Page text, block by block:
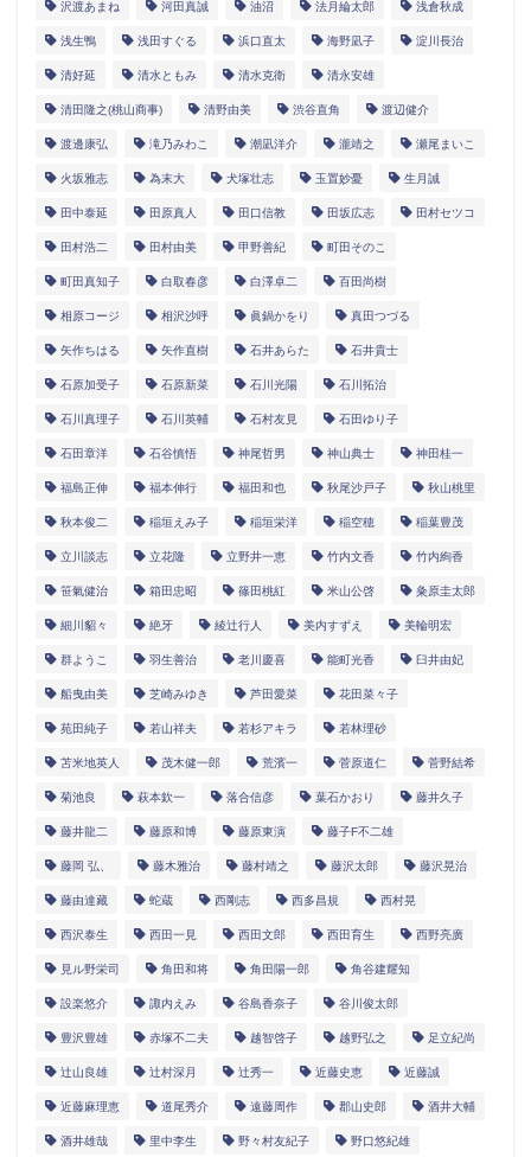
沢渡あまね 河田真誠 油沼 法月綸太郎 浅倉秋成
浅生鴨 浅田すぐる 浜口直太 海野凪子 淀川長治
清好延 清水ともみ 清水克衛 清永安雄
清田隆之(桃山商事) 清野由美 渋谷直角 渡辺健介
渡邊康弘 滝乃みわこ 潮凪洋介 瀧靖之 瀬尾まいこ
火坂雅志 為末大 犬塚壮志 玉置妙憂 生月誠
田中泰延 田原真人 田口信教 田坂広志 田村セツコ
田村浩二 田村由美 甲野善紀 町田そのこ
町田真知子 白取春彦 白澤卓二 百田尚樹
相原コージ 相沢沙呼 眞鍋かをり 真田つづる
矢作ちはる 矢作直樹 石井あらた 石井貴士
石原加受子 石原新菜 石川光陽 石川拓治
石川真理子 石川英輔 石村友見 石田ゆり子
石田章洋 石谷慎悟 神尾哲男 神山典士 神田桂一
福島正伸 福本伸行 福田和也 秋尾沙戸子 秋山桃里
秋本俊二 稲垣えみ子 稲垣栄洋 稲空穂 稲葉豊茂
立川談志 立花隆 立野井一恵 竹内文香 竹内絢香
笹氣健治 箱田忠昭 篠田桃紅 米山公啓 粂原圭太郎
細川貂々 絶牙 綾辻行人 美内すずえ 美輪明宏
群ようこ 羽生善治 老川慶喜 能町光香 臼井由妃
船曳由美 芝崎みゆき 芦田愛菜 花田菜々子
苑田純子 若山祥夫 若杉アキラ 若林理砂
苫米地英人 茂木健一郎 荒濱一 菅原道仁 菅野結希
菊池良 萩本欽一 落合信彦 葉石かおり 藤井久子
藤井龍二 藤原和博 藤原東演 藤子F不二雄
藤岡 弘、 藤木雅治 藤村靖之 藤沢太郎 藤沢晃治
藤由達藏 蛇蔵 西剛志 西多昌規 西村晃
西沢泰生 西田一見 西田文郎 西田育生 西野亮廣
見ル野栄司 角田和将 角田陽一郎 角谷建耀知
設楽悠介 諏内えみ 谷島香奈子 谷川俊太郎
豊沢豊雄 赤塚不二夫 越智啓子 越野弘之 足立紀尚
辻山良雄 辻村深月 辻秀一 近藤史恵 近藤誠
近藤麻理恵 道尾秀介 遠藤周作 郡山史郎 酒井大輔
酒井雄哉 里中李生 野々村友紀子 野口悠紀雄